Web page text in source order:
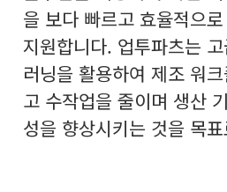
을 보다 빠르고 효율적으
지원합니다. 업투파츠는
러닝을 활용하여 제조 워
고 수작업을 줄이며 생산
성을 향상시키는 것을 목